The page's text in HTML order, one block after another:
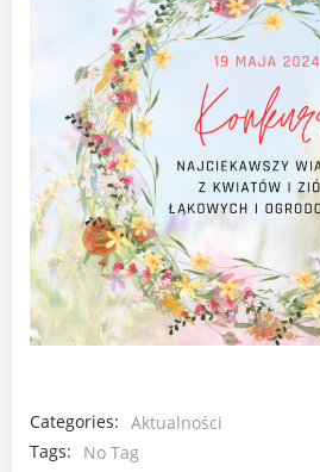
Categories: Aktualności
Tags:
No Tag